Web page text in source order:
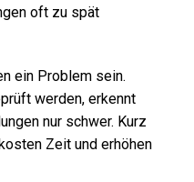
oft zu spät
ein Problem sein.
werden, erkennt
nur schwer. Kurz
Zeit und erhöhen